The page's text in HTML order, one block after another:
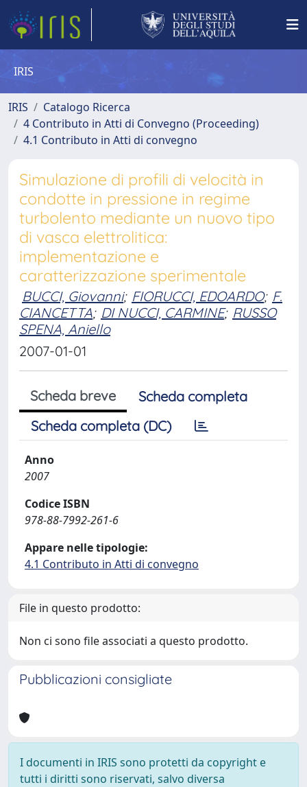
IRIS
IRIS
Catalogo Ricerca
4 Contributo in Atti di Convegno (Proceeding)
4.1 Contributo in Atti di convegno
Simulazione di profili di velocità in
condotte in pressione in regime
turbolento mediante un nuovo tipo
di vasca elettrolitica:
implementazione e
caratterizzazione sperimentale
BUCCI, Giovanni; FIORUCCI, EDOARDO; F.
CIANCETTA; DI NUCCI, CARMINE; RUSSO
SPENA, Aniello
2007-01-01
Scheda breve
Scheda completa
Scheda completa (DC)
Anno
2007
Codice ISBN
978-88-7992-261-6
Appare nelle tipologie:
4.1 Contributo in Atti di convegno
File in questo prodotto:
Non ci sono file associati a questo prodotto.
Pubblicazioni consigliate
I documenti in IRIS sono protetti da copyright e
tutti i diritti sono riservati, salvo diversa